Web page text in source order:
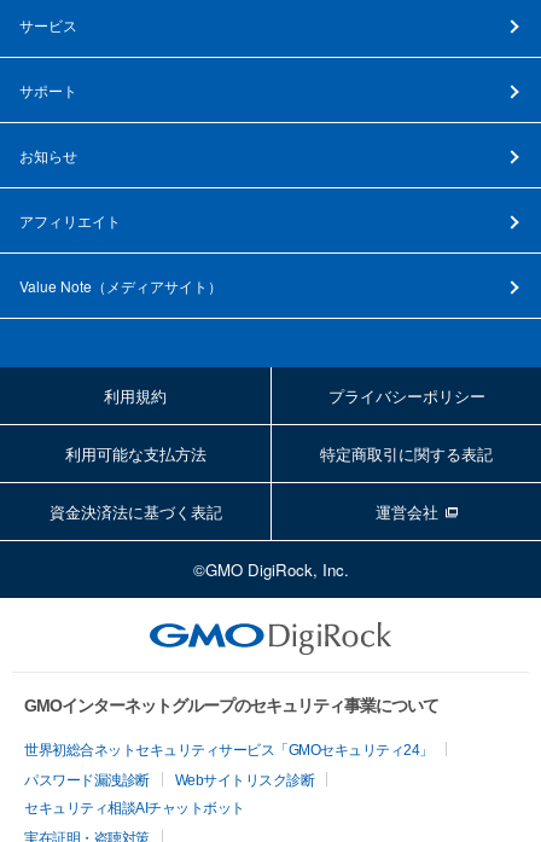
サービス
サポート
お知らせ
アフィリエイト
Value Note（ メディアサイト ）
利用規約 プライバシーポリシー
利用可能な支払方法 特定商取引に関する表記
資金決済法に基づく表記 運営会社
©GMO DigiRock, Inc.
GMOインターネットグループのセキュリティ事業について
世界初総合ネットセキュリティサービス「GMOセキュリティ24」
パスワード漏洩診断
Webサイトリスク診断
セキュリティ相談AIチャットボット
実在証明・盗聴対策